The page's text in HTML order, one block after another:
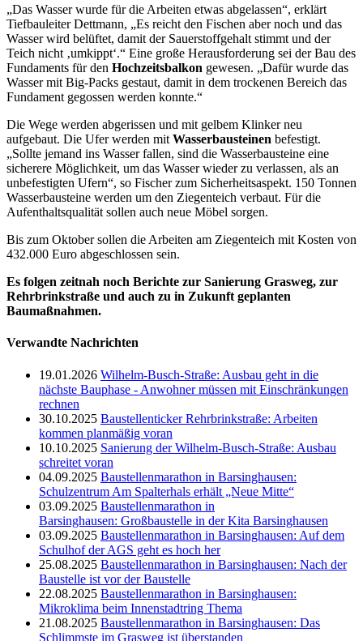
„Das Wasser wurde für die Arbeiten etwas abgelassen“, erklärt
Tiefbauleiter Dettmann, „Es reicht den Fischen aber noch und das
Wasser wird belüftet, damit der Sauerstoffgehalt stimmt und der
Teich nicht ‚umkippt‘.“ Eine große Herausforderung sei der Bau des
Fundaments für den Hochzeitsbalkon gewesen. „Dafür wurde das
Wasser mit Big-Packs gestaut, damit in dem trockenen Bereich das
Fundament gegossen werden konnte.“
Die Wege werden abgerissen und mit gelbem Klinker neu
aufgebaut. Die Ufer werden mit Wasserbausteinen befestigt.
„Sollte jemand ins Wasser fallen, sind die Wasserbausteine eine
sicherere Möglichkeit, um das Wasser wieder zu verlassen, als an
unbefestigten Ufern“, so Fischer zum Sicherheitsaspekt. 150 Tonnen
Wasserbausteine werden um den Ziegenteich verbaut. Für die
Aufenthaltsqualität sollen auch neue Möbel sorgen.
Bis zum Oktober sollen die Arbeiten am Ziegenteich mit Kosten von
432.000 Euro abgeschlossen sein.
Es folgen zeitnah noch Berichte zur Sanierung Grasweg, zur
Rehrbrinkstraße und auch zu in Zukunft geplanten
Baumaßnahmen.
Verwandte Nachrichten
19.01.2026 Wilhelm-Busch-Straße: Ausbau geht in die
nächste Bauphase - Anwohner müssen mit Einschränkungen
rechnen
30.10.2025 Baustellenticker Rehrbrinkstraße: Arbeiten
kommen planmäßig voran
10.10.2025 Sanierung der Wilhelm-Busch-Straße: Ausbau
schreitet voran
04.09.2025 Baustellenmarathon in Barsinghausen:
Schulzentrum Am Spalterhals erhält „Neue Mitte“
03.09.2025 Baustellenmarathon in
Barsinghausen: Großbaustelle in der Kita Barsinghausen
03.09.2025 Baustellenmarathon in Barsinghausen: Auf dem
Schulhof der AGS geht es hoch her
25.08.2025 Baustellenmarathon in Barsinghausen: Nach der
Baustelle ist vor der Baustelle
22.08.2025 Baustellenmarathon in Barsinghausen:
Mikroklima beim Innenstadtring Thema
21.08.2025 Baustellenmarathon in Barsinghausen: Das
Schlimmste im Grasweg ist überstanden